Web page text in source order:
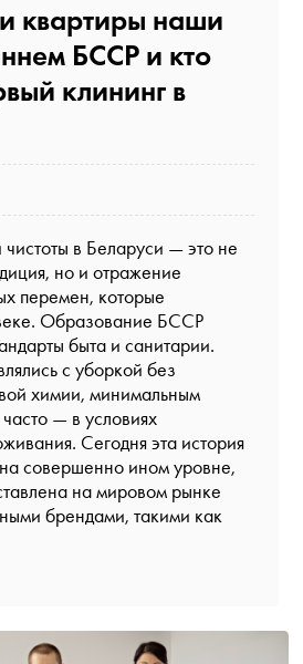
квартиры наши
БССР и кто
клининг в
в Беларуси — это не
но и отражение
перемен, которые
Образование БССР
быта и санитарии.
с уборкой без
химии, минимальным
— в условиях
Сегодня эта история
совершенно ином уровне,
на мировом рынке
брендами, такими как